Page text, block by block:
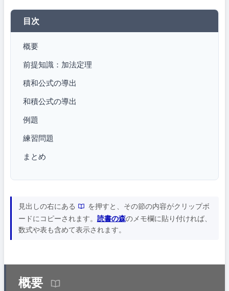
目次
概要
前提知識：加法定理
積和公式の導出
和積公式の導出
例題
練習問題
まとめ
見出しの右にある
を押すと、その節の内容がクリップボ
ードにコピーされます。 読書の森のメモ欄に貼り付ければ、
数式や表も含めて表示されます。
概要